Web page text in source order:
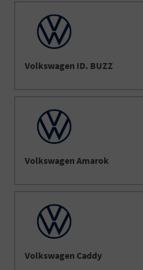
Volkswagen ID. BUZZ
Volkswagen Amarok
Volkswagen Caddy